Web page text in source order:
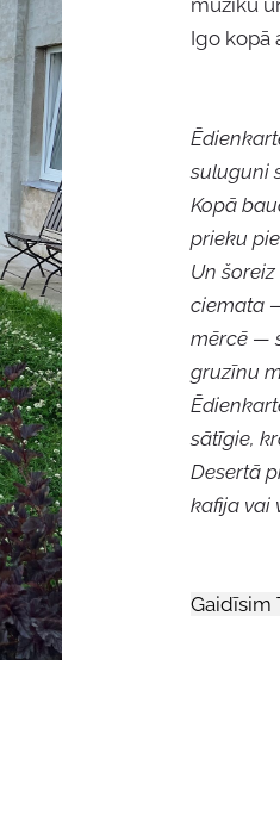
mūziku
Igo kopā
suluguni
Kopā
prieku
Un
ciemata
mērcē —
gruzīnu
sātīgie,
Desertā
kafija vai
Gaidīsim